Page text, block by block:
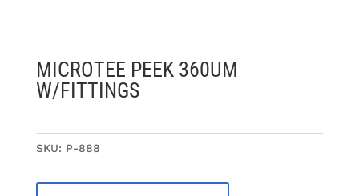
MICROTEE PEEK 360UM
W/FITTINGS
SKU: P-888